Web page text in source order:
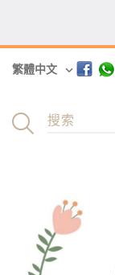
繁體中文